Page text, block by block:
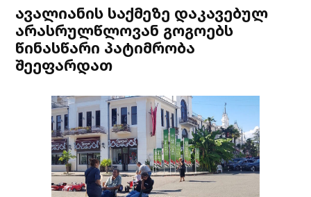
ავალიანის საქმეზე დაკავებულ
არასრულწლოვან გოგოებს
წინასწარი პატიმრობა
შეეფარდათ